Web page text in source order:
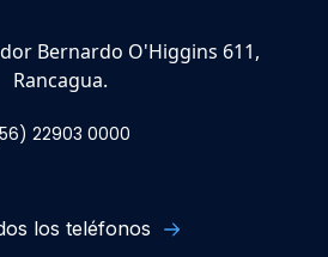
Bernardo O'Higgins 611,
Rancagua.
22903 0000
los teléfonos